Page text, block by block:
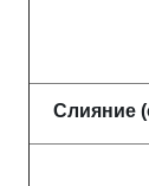
Слияние